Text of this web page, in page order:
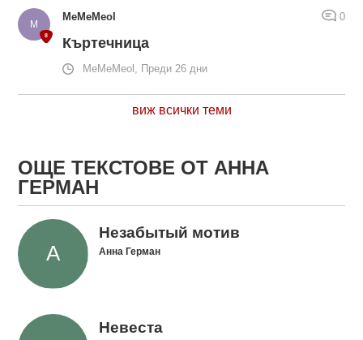
MeMeMeol 0
Къртечница
MeMeMeol, Преди 26 дни
виж всички теми
ОЩЕ ТЕКСТОВЕ ОТ АННА
ГЕРМАН
Незабытый мотив
Анна Герман
Невеста